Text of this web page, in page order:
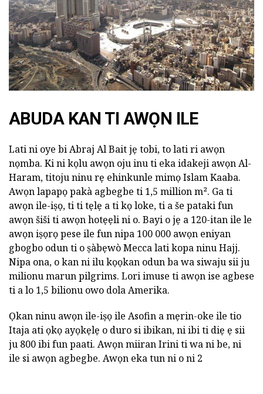
ABUDA KAN TI AWỌN ILE
Lati ni oye bi Abraj Al Bait jẹ tobi, to lati ri awọn
nọmba. Ki ni kọlu awọn oju inu ti eka idakeji awọn Al-
Haram, titoju ninu rẹ ehinkunle mimọ Islam Kaaba.
Awọn lapapọ pakà agbegbe ti 1,5 million m². Ga ti
awọn ile-iṣọ, ti ti tẹlẹ a ti kọ loke, ti a še pataki fun
awọn šiši ti awọn hotẹẹli ni o. Bayi o jẹ a 120-itan ile le
awọn iṣọrọ pese ile fun nipa 100 000 awọn eniyan
gbogbo odun ti o ṣàbẹwò Mecca lati kopa ninu Hajj.
Nipa ona, o kan ni ilu kọọkan odun ba wa siwaju sii ju
milionu marun pilgrims. Lori imuse ti awọn ise agbese
ti a lo 1,5 bilionu owo dola Amerika.
Ọkan ninu awọn ile-iṣọ ile Asofin a mẹrin-oke ile tio
Itaja ati ọkọ ayọkẹlẹ o duro si ibikan, ni ibi ti diẹ ẹ sii
ju 800 ibi fun paati. Awọn miiran Irini ti wa ni be, ni
ile si awọn agbegbe. Awọn eka tun ni o ni 2